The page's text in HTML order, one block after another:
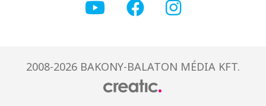
2008-2026 BAKONY-BALATON MÉDIA KFT.